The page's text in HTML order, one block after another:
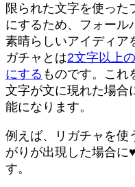
限られた文字を使った
にするため、フォール
素晴らしいアイディア
ガチャとは2文字以上
にする ものです。これ
文字が文に現れた場合
能になります。
例えば、リガチャを使
がりが出現した場合に
す。